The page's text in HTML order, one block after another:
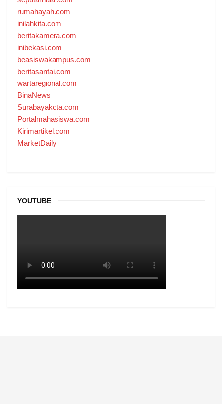
rumahayah.com
inilahkita.com
beritakamera.com
inibekasi.com
beasiswakampus.com
beritasantai.com
wartaregional.com
BinaNews
Surabayakota.com
Portalmahasiswa.com
Kirimartikel.com
MarketDaily
YOUTUBE